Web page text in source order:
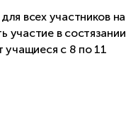
всех участников на
в состязании
учащиеся с 8 по 11